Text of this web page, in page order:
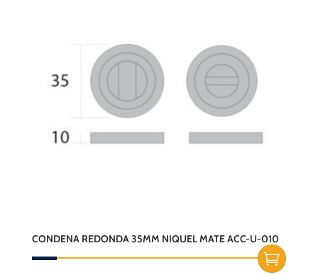
CONDENA REDONDA 35MM NIQUEL MATE ACC-U-010